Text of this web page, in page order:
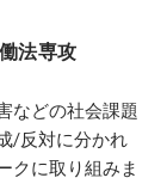
法専攻
などの社会課題
/反対に分かれ
クに取り組みま